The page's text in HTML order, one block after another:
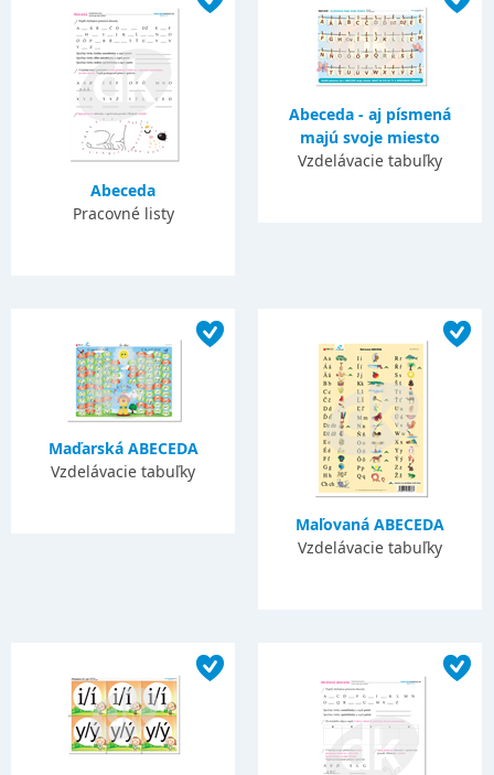
Abeceda
Pracovné listy
Abeceda - aj písmená
majú svoje miesto
Vzdelávacie tabuľky
Maďarská ABECEDA
Vzdelávacie tabuľky
Maľovaná ABECEDA
Vzdelávacie tabuľky